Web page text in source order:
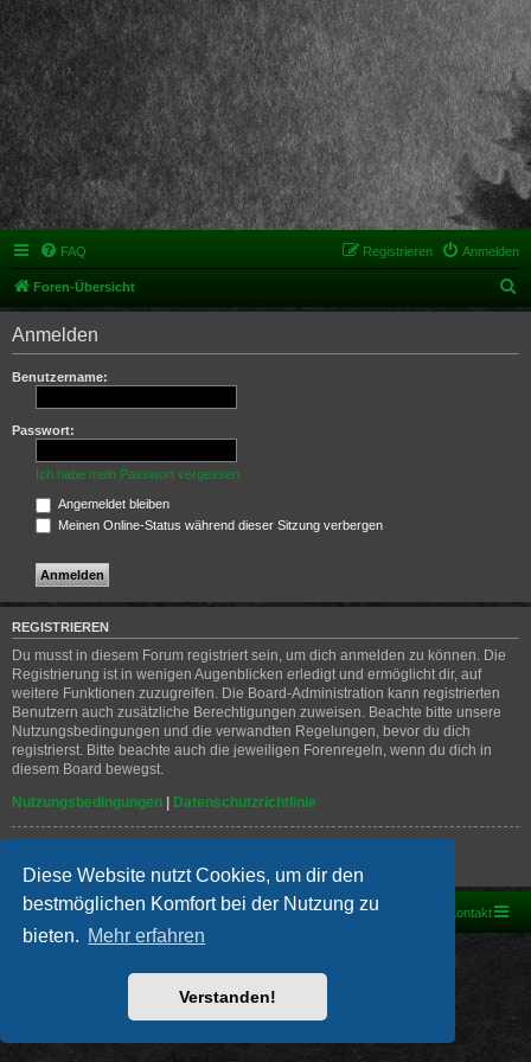
Diese Website nutzt Cookies, um dir den
bestmöglichen Komfort bei der Nutzung zu
bieten. Mehr erfahren
Verstanden!
FAQ Anmelden
Registrieren
Foren-Übersicht
u
Anmelden
Benutzername:
Passwort:
Ich habe mein Passwort vergessen
Angemeldet bleiben
Meinen Online-Status während dieser Sitzung verbergen
REGISTRIEREN
Du musst in diesem Forum registriert sein, um dich anmelden zu können. Die
Registrierung ist in wenigen Augenblicken erledigt und ermöglicht dir, auf
weitere Funktionen zuzugreifen. Die Board-Administration kann registrierten
Benutzern auch zusätzliche Berechtigungen zuweisen. Beachte bitte unsere
Nutzungsbedingungen und die verwandten Regelungen, bevor du dich
registrierst. Bitte beachte auch die jeweiligen Forenregeln, wenn du dich in
diesem Board bewegst.
Nutzungsbedingungen | Datenschutzrichtlinie
Foren-Übersicht Kontakt
Powered byphpBB
PRIVACY_LINK|